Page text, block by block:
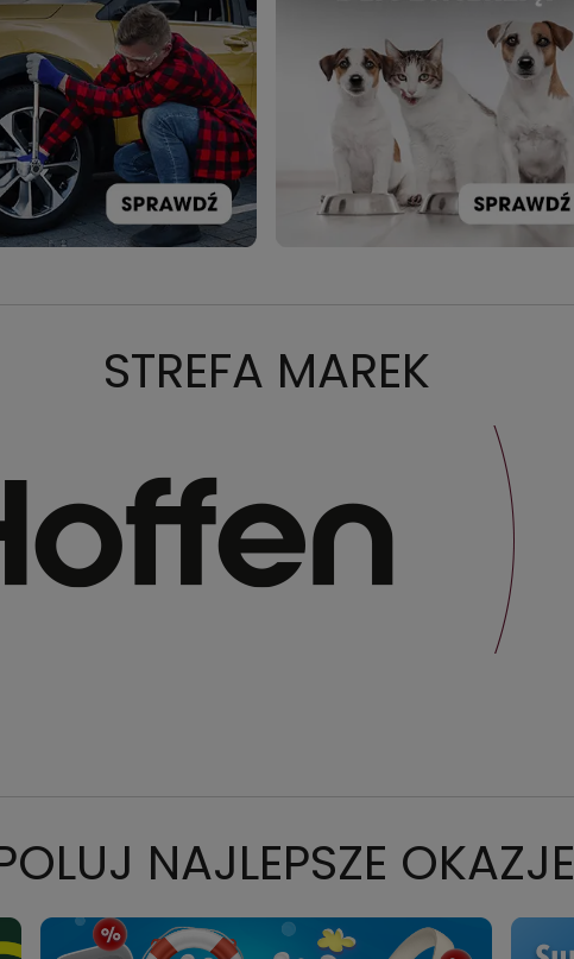
STREFA MAREK
NAJLEPSZE OKAZJE